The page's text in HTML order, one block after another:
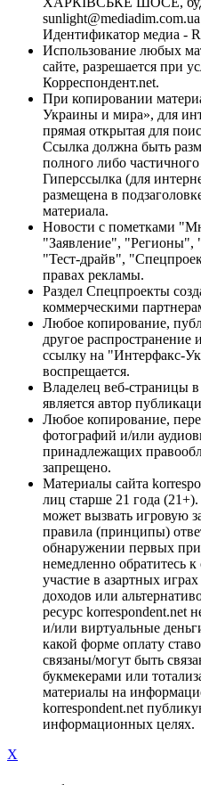
sunlight@mediadim.com.ua
Идентификатор медиа -
Использование любых
сайте, разрешается при
Корреспондент.net.
При копировании
Украины и мира», для
прямая открытая для
Ссылка должна быть
полного либо
Гиперссылка (для
размещена в
материала.
Новости с пометками
"Заявление",
"Тест-драйв",
правах рекламы.
Раздел Спецпроекты
коммерческими
Любое копирование,
другое
ссылку на "Интерфакс-
воспрещается.
Владелец веб-страницы
является автор
Любое копирование,
фотографий и/или
принадлежащих
запрещено.
Материалы сайта
лиц старше 21 года
может вызвать игровую
правила (принципы)
обнаружении первых
немедленно обратитесь
участие в азартных
доходов или
ресурс korrespondent.net
и/или виртуальные
какой форме оплату
связаны/могут быть
букмекерами или
материалы на
korrespondent.net
информационных целях.
X